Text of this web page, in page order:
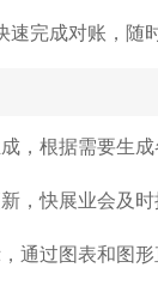
完成对账，随
，根据需要生
，快展业会及
通过图表和图